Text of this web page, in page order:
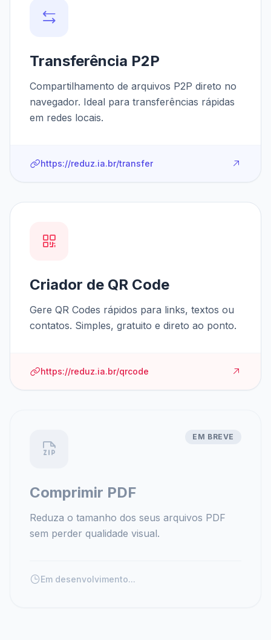
Transferência P2P
Compartilhamento de arquivos P2P direto no
navegador. Ideal para transferências rápidas
em redes locais.
https://reduz.ia.br/transfer
Criador de QR Code
Gere QR Codes rápidos para links, textos ou
contatos. Simples, gratuito e direto ao ponto.
https://reduz.ia.br/qrcode
EM BREVE
Comprimir PDF
Reduza o tamanho dos seus arquivos PDF
sem perder qualidade visual.
Em desenvolvimento...